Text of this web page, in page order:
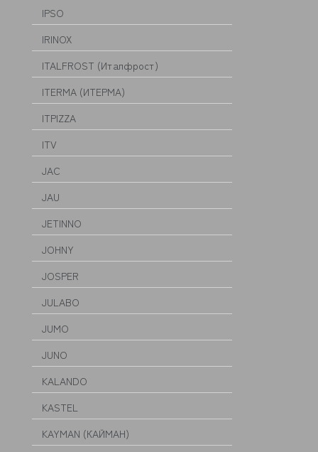
IPSO
IRINOX
ITALFROST (Италфрост)
ITERMA (ИТЕРМА)
ITPIZZA
ITV
JAC
JAU
JETINNO
JOHNY
JOSPER
JULABO
JUMO
JUNO
KALANDO
KASTEL
KAYMAN (КАЙМАН)